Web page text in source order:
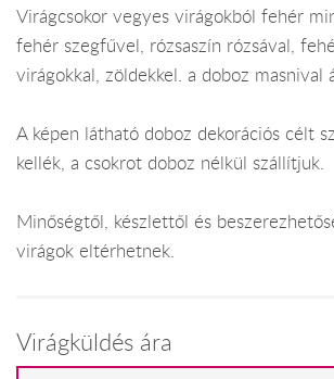
Virágcsokor vegyes virágokból fehér
fehér szegfűvel, rózsaszín rózsával,
virágokkal, zöldekkel. a doboz masnival
A képen látható doboz dekorációs célt
kellék, a csokrot doboz nélkül szállítjuk.
Minőségtől, készlettől és
virágok eltérhetnek.
Virágküldés ára